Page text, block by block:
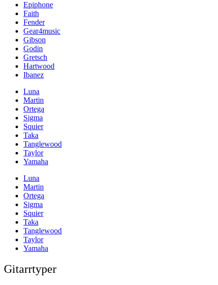
Epiphone
Faith
Fender
Gear4music
Gibson
Godin
Gretsch
Hartwood
Ibanez
Luna
Martin
Ortega
Sigma
Squier
Taka
Tanglewood
Taylor
Yamaha
Luna
Martin
Ortega
Sigma
Squier
Taka
Tanglewood
Taylor
Yamaha
Gitarrtyper